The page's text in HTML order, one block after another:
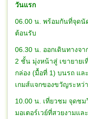
วันแรก
06.00 น. พร้อมกันที่จุดนั
ต้อนรับ
06.30 น. ออกเดินทางจ
2 ชั้น มุ่งหน้าสู่ เขายายเ
กล่อง (มื้อที่ 1) บนรถ แล
เกมส์แจกของขวัญระหว่
10.00 น. เที่ยวชม จุดช
มอเตอร์เวย์ที่สวยงามแ